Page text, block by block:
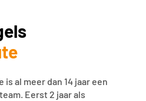
al meer dan 14 jaar een
Eerst 2 jaar als